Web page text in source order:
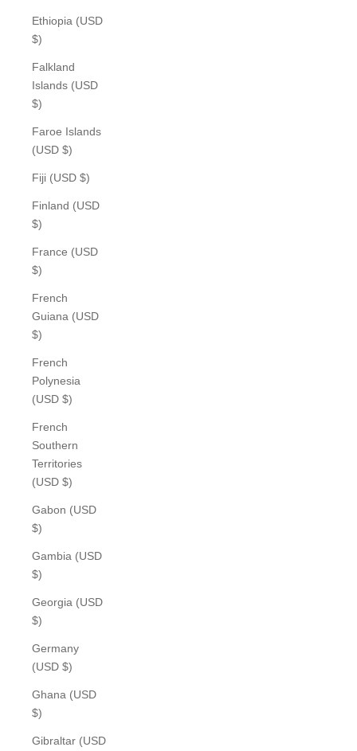
Ethiopia (USD
$)
Falkland
Islands (USD
$)
Faroe Islands
(USD $)
Fiji (USD $)
Finland (USD
$)
France (USD
$)
French
Guiana (USD
$)
French
Polynesia
(USD $)
French
Southern
Territories
(USD $)
Gabon (USD
$)
Gambia (USD
$)
Georgia (USD
$)
Germany
(USD $)
Ghana (USD
$)
Gibraltar (USD